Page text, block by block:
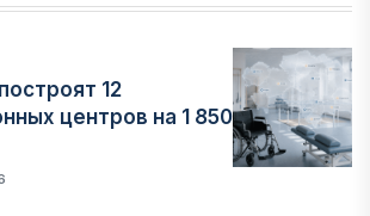
12
центров на 1 850